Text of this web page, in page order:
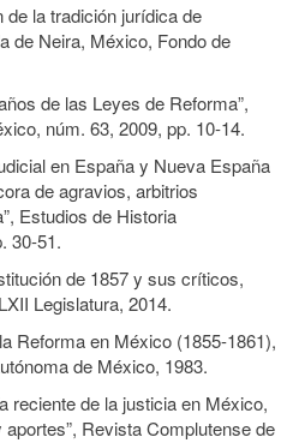
la tradición jurídica de
de Neira, México, Fondo de
de las Leyes de Reforma”,
núm. 63, 2009, pp. 10-14.
en España y Nueva España
de agravios, arbitrios
Estudios de Historia
30-51.
de 1857 y sus críticos,
Legislatura, 2014.
Reforma en México (1855-1861),
de México, 1983.
reciente de la justicia en México,
Revista Complutense de